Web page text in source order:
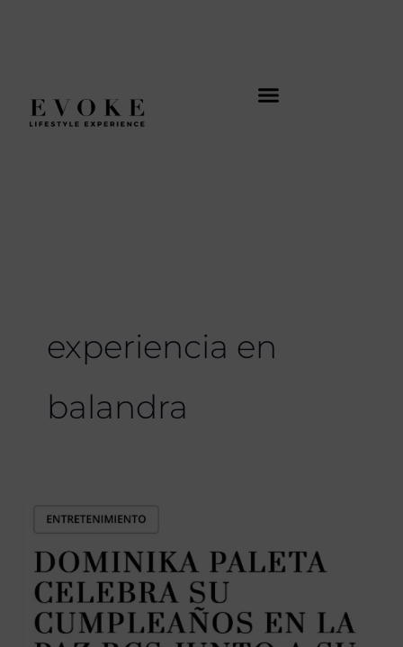
experiencia en
balandra
News
Dominika
Paleta